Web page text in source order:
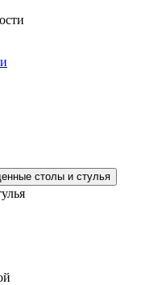
столы и стулья